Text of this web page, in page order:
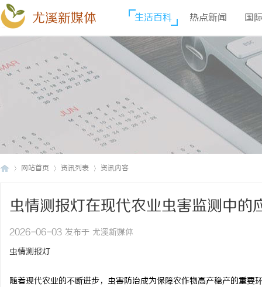
尤溪新媒体 生活百科 热点新闻 国
网站首页 资讯列表 资讯内容
虫情测报灯在现代农业虫害监测中的
2026-06-03 发布于 尤溪新媒体
虫情测报灯
随着现代农业的不断进步，虫害防治成为保障农作物高产稳产的重